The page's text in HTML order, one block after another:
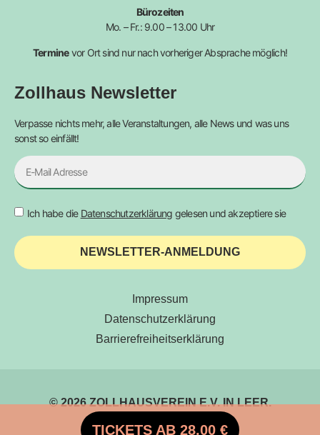
TICKETS AB 28,00 €
Bürozeiten
Mo. – Fr.: 9.00 – 13.00 Uhr
Terminevor Ort sind nur nach vorheriger Absprache möglich!
Zollhaus Newsletter
Verpasse nichts mehr, alle Veranstaltungen, alle News und was uns
sonst so einfällt!
Ich habe die Datenschutzerklärung gelesen und akzeptiere sie
NEWSLETTER-ANMELDUNG
Impressum
Datenschutzerklärung
Barrierefreiheitserklärung
© 2026 ZOLLHAUSVEREIN E.V. IN LEER.